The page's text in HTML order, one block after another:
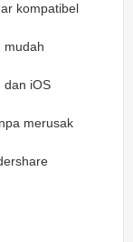
kompatibel
mudah
dan iOS
merusak